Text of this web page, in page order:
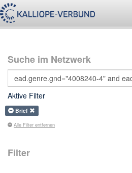
Suche im Netzwerk
Aktive Filter
Brief
Alle Filter entfernen
Filter